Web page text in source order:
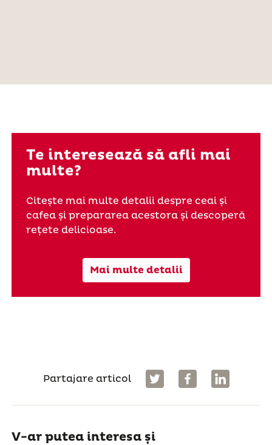
Te interesează să afli mai
multe?
Citește mai multe detalii despre ceai și
cafea și prepararea acestora și descoperă
rețete delicioase.
Mai multe detalii
Partajare articol
V-ar putea interesa și